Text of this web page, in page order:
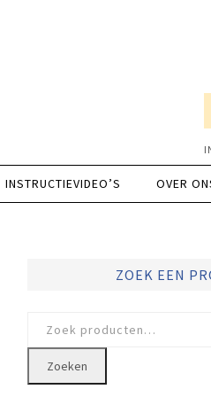
INSTRUCTIEVIDEO’S OVER
ZOEK EEN
naar:
Zoeken